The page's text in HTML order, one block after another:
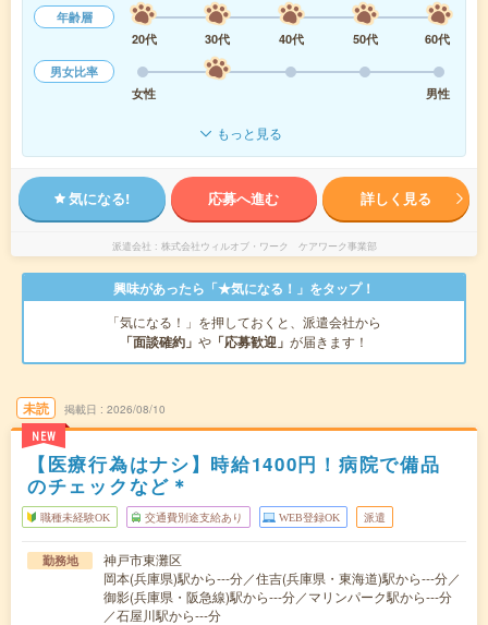
年齢層
20代
30代 40代 50代
60代
男女比率
女性
男性
もっと見る
気になる! 応募へ進む 詳しく見る
派遣会社 株式会社ウィルオブ・ワーク ケアワーク事業部
興味があったら「★気になる！」をタップ！
「気になる！」を押しておくと、派遣会社から
「面談確約」 や 「応募歓迎」 が届きます！
未読
NEW
掲載日 2026/08/10
【医療行為はナシ】時給1400円！病院で備品
のチェックなど＊
職種未経験OK 交通費別途支給あり WEB登録OK 派遣
勤務地
神戸市東灘区
岡本(兵庫県)駅から---分／住吉(兵庫県・東海道)駅から---分／
御影(兵庫県・阪急線)駅から---分／マリンパーク駅から---分
／石屋川駅から---分